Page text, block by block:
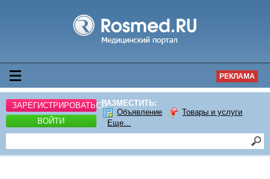
РЕКЛАМА
ЗАРЕГИСТРИРОВАТЬСЯ
ВОЙТИ
РАЗМЕСТИТЬ:
Объявление
Товары и услуги
Еще...